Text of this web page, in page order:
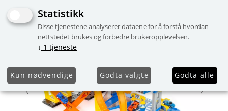
Statistikk
Disse tjenestene analyserer dataene for å forstå hvordan
nettstedet brukes og forbedre brukeropplevelsen.
↓ 1 tjeneste
Kun nødvendige Godta valgte Godta alle